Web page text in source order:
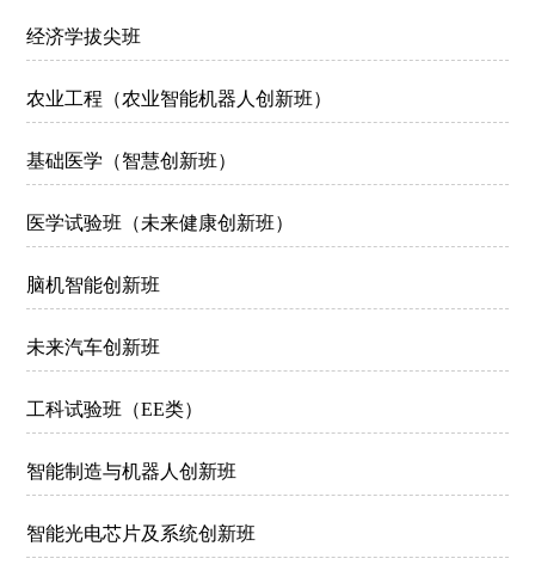
经济学拔尖班
农业工程（农业智能机器人创新班）
基础医学（智慧创新班）
医学试验班（未来健康创新班）
脑机智能创新班
未来汽车创新班
工科试验班（EE类）
智能制造与机器人创新班
智能光电芯片及系统创新班